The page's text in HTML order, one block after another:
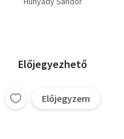
Előjegyezhető
Előjegyzem